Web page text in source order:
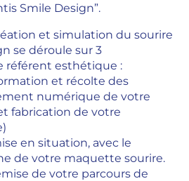
Smile Design”.
et simulation du sourire
se déroule sur 3
référent esthétique :
et récolte des
numérique de votre
fabrication de votre
en situation, avec le
de votre maquette sourire.
de votre parcours de